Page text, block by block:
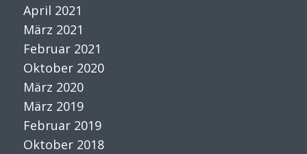
April 2021
März 2021
Februar 2021
Oktober 2020
März 2020
März 2019
Februar 2019
Oktober 2018